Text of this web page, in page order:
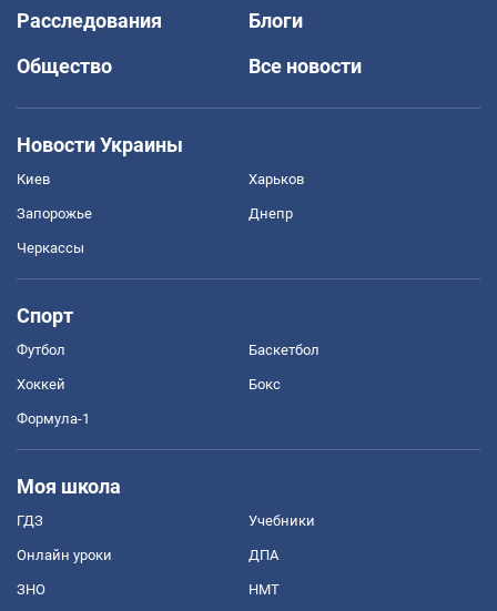
Расследования
Блоги
Общество
Все новости
Новости Украины
Киев Харьков
Запорожье Днепр
Черкассы
Спорт
Футбол Баскетбол
Хоккей Бокс
Формула-1
Моя школа
ГДЗ Учебники
Онлайн уроки ДПА
ЗНО НМТ